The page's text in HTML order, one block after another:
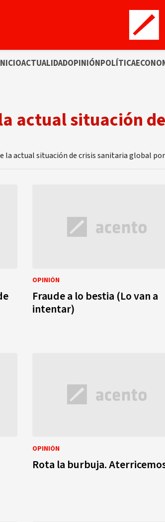
ACTUALIDADOPINIÓNPOLÍTICA
actual situación
actual situación de crisis sanitaria global
OPINIÓN
Fraude a lo bestia (Lo van a
intentar)
OPINIÓN
Rota la burbuja.